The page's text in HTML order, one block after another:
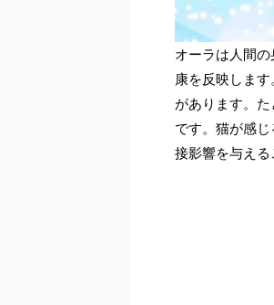
オーラは人間
康を反映しま
があります。
です。猫が感
接影響を与える